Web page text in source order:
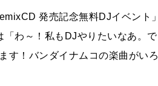
発売記念無料DJイベン
「わ～！私もDJやりたいなあ。
す！バンダイナムコの楽曲がい